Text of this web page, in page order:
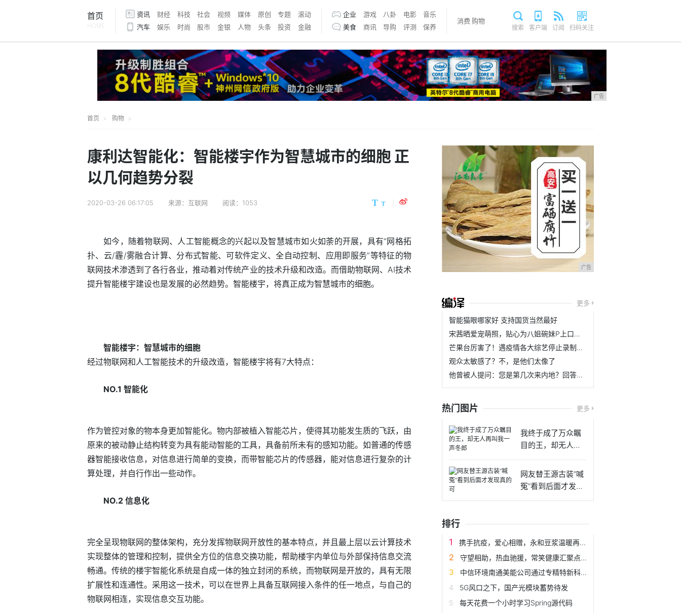
首页
HOME
资讯 财经 科技 社会 视频 媒体 原创 专题
滚动
汽车
娱乐 时尚 股市 金银 人物 头条 投资 金融
企业 游戏 八卦 电影
音乐
美食
商讯 导购 评测 保养
消费 购物
搜索 客户端 订阅 扫码关注
广告
首页 购物
康利达智能化：智能楼宇作为智慧城市的细胞 正
以几何趋势分裂
2020-03-26 06:17:05 来源：互联网 阅读：1053
如今，随着物联网、人工智能概念的兴起以及智慧城市如火如荼的开展，具有“网格拓
扑、云/霾/雾融合计算、分布式智能、可软件定义、全自动控制、应用即服务”等特征的物
联网技术渗透到了各行各业，推动着对传统产业的技术升级和改造。而借助物联网、AI技术
提升智能楼宇建设也是发展的必然趋势。智能楼宇，将真正成为智慧城市的细胞。
智能楼宇：智慧城市的细胞
经过物联网和人工智能技术的升级改造，智能楼宇将有7大特点：
NO.1 智能化
作为管控对象的物本身更加智能化。物内部被植入智能芯片，使得其功能发生质的飞跃，由
原来的被动静止结构转变为具有能动智能的工具，具备前所未有的感知功能。如普通的传感
器智能接收信息，对信息进行简单的变换，而带智能芯片的传感器，能对信息进行复杂的计
算处理，并自行作出一些动作。
NO.2 信息化
完全呈现物联网的整体架构，充分发挥物联网开放性的基本特点，并且最上层以云计算技术
实现整体的管理和控制，提供全方位的信息交换功能，帮助楼宇内单位与外部保持信息交流
畅通。传统的楼宇智能化系统是自成一体的独立封闭的系统，而物联网是开放的，具有无限
扩展性和连通性。采用这一技术，可以在世界上具备互联网接入条件的任一地点，与自己的
物联网相连，实现信息交互功能。
广告
更多
智能猫眼哪家好 支持国货当然最好
宋茜晒爱宠萌照，贴心为八姐碗妹P上口罩，两只小可爱太治愈
芒果台厉害了！遇疫情各大综艺停止录制，唯独《歌手》与众不同
观众太敏感了？不，是他们太像了
他曾被人提问：您是第几次来内地？回答：我就是北京人
热门图片 更多
我终于成了万众瞩
目的王，却无人再
网友替王源古装“喊
冤”看到后面才发现
真的
排行
携手抗疫，爱心相赠，永和豆浆温暖再行动
守望相助，热血驰援，常笑健康汇聚点滴助力抗疫
中信环境南通美能公司通过专精特新科技小巨人企业认定
5G风口之下，国产光模块蓄势待发
每天花费一个小时学习Spring源代码